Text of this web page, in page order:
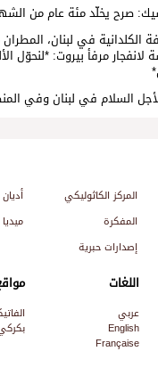
صرح يخلّد مئة عام من
الكلدانية في لبنان،
مرفأ بيروت: *لنحوّل
السلام في لبنان وفي
المركز الكاثوليكي
أديان
المفكرة
ميديا
إصدارات حبرية
اللغات
عربي
English
Française